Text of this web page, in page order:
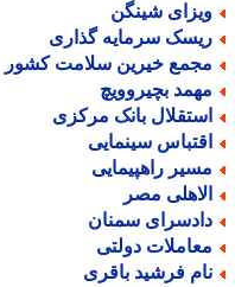
شینگن
سرمایه گذاری
خیرین سلامت کشور
بچیروویچ
بانک مرکزی
سینمایی
راهپیمایی
مصر
سمنان
دولتی
فرشید باقری